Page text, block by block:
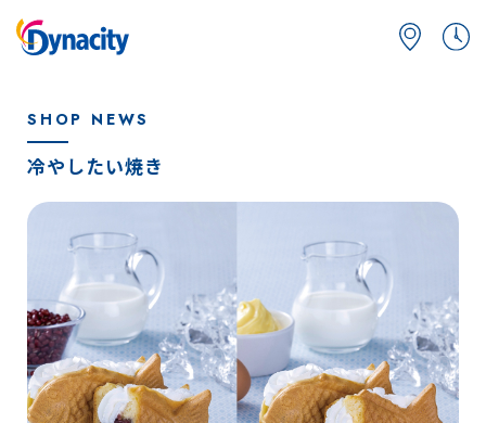
SHOP NEWS
冷やしたい焼き